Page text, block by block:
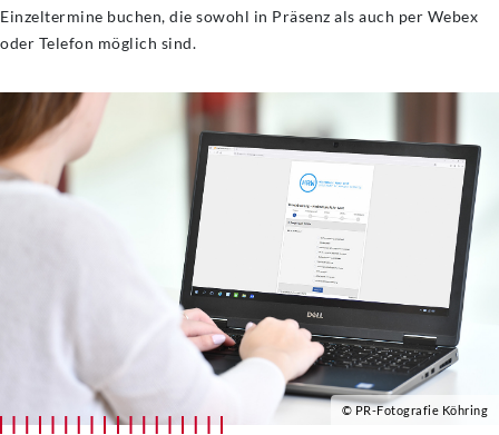
Einzeltermine buchen, die sowohl in Präsenz als auch per Webex
oder Telefon möglich sind.
© PR-Fotografie Köhring